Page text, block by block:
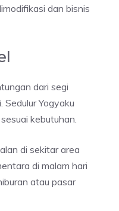
dan bisnis
dari segi
Yogyaku
kebutuhan.
di sekitar area
di malam hari
atau pasar